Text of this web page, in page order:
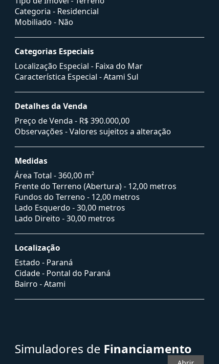
Categoria - Residencial
Mobiliado - Não
Categorias Especiais
Localização Especial - Faixa do Mar
Característica Especial - Atami Sul
Detalhes da Venda
Preço de Venda - R$ 390.000,00
Observações - Valores sujeitos a alteração
Medidas
Área Total - 360,00 m²
Frente do Terreno (Abertura) - 12,00 metros
Fundos do Terreno - 12,00 metros
Lado Esquerdo - 30,00 metros
Lado Direito - 30,00 metros
Localização
Estado - Paraná
Cidade - Pontal do Paraná
Bairro -Atami
Simuladores de Financiamento